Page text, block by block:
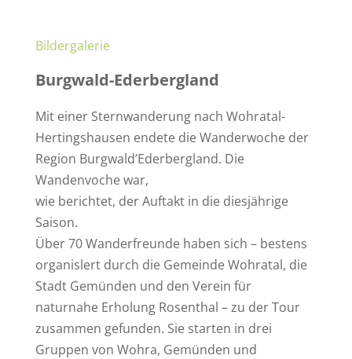
Bildergalerie
Burgwald-Ederbergland
Mit einer Sternwanderung nach Wohratal-
Hertingshausen endete die Wanderwoche der
Region Burgwald’Ederbergland. Die
Wandenvoche war,
wie berichtet, der Auftakt in die diesjährige
Saison.
Über 70 Wanderfreunde haben sich – bestens
organislert durch die Gemeinde Wohratal, die
Stadt Gemünden und den Verein für
naturnahe Erholung Rosenthal – zu der Tour
zusammen gefunden. Sie starten in drei
Gruppen von Wohra, Gemünden und